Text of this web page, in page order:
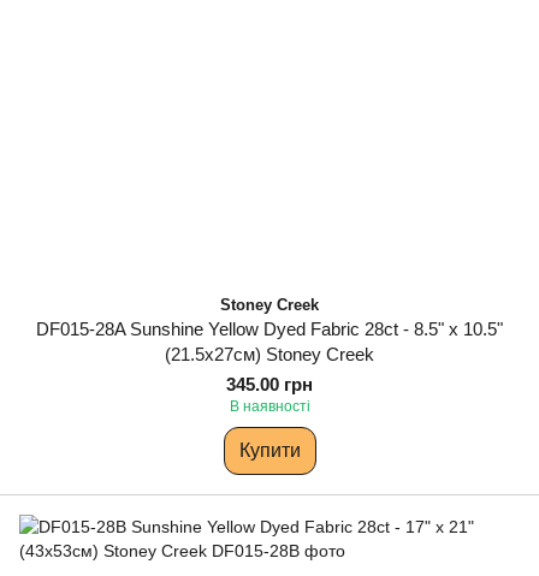
Stoney Creek
DF015-28A Sunshine Yellow Dyed Fabric 28ct - 8.5" x 10.5"
(21.5х27см) Stoney Creek
345.00 грн
В наявності
Купити